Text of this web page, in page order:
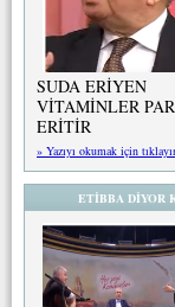
SUDA ERİYEN
VİTAMİNLER
ERİTİR
» Yazıyı okumak için
ETİBBA DİYOR